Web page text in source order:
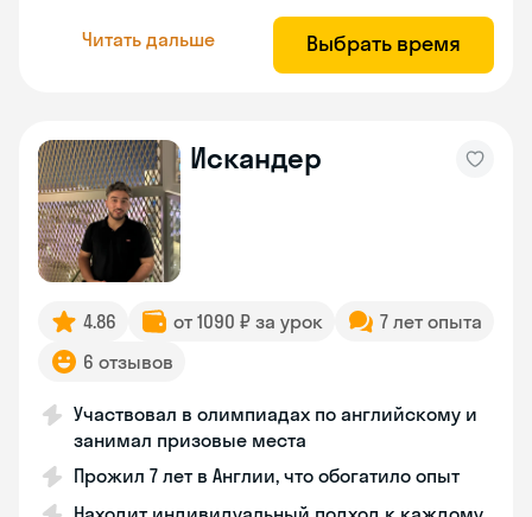
Читать дальше Выбрать время
Искандер
4.86 от 1090 ₽ за урок
7 лет опыта
6 отзывов
Участвовал в олимпиадах по английскому и
занимал призовые места
Прожил 7 лет в Англии, что обогатило опыт